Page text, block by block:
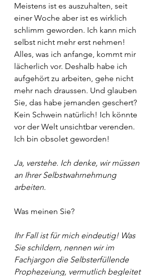
Meistens ist es auszuhalten, seit
einer Woche aber ist es wirklich
schlimm geworden. Ich kann mich
selbst nicht mehr erst nehmen!
Alles, was ich anfange, kommt mir
lächerlich vor. Deshalb habe ich
aufgehört zu arbeiten, gehe nicht
mehr nach draussen. Und glauben
Sie, das habe jemanden geschert?
Kein Schwein natürlich! Ich könnte
vor der Welt unsichtbar verenden.
Ich bin obsolet geworden!
Ja, verstehe. Ich denke, wir müssen
an Ihrer Selbstwahrnehmung
arbeiten.
Was meinen Sie?
Ihr Fall ist für mich eindeutig! Was
Sie schildern, nennen wir im
Fachjargon die Selbsterfüllende
Prophezeiung, vermutlich begleitet